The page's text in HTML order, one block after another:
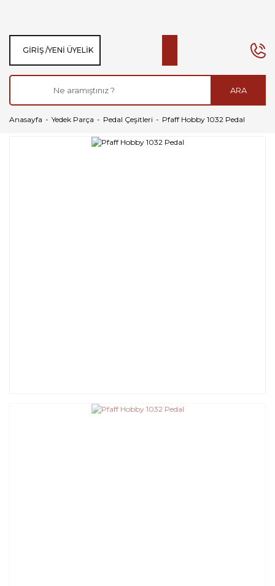
ARA
GIRIŞ /YENI ÜYELIK
Anasayfa Yedek Parça Pedal Çeşitleri Pfaff Hobby 1032 Pedal